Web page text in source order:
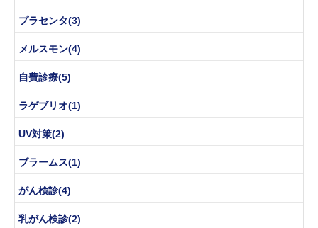
プラセンタ(3)
メルスモン(4)
自費診療(5)
ラゲブリオ(1)
UV対策(2)
ブラームス(1)
がん検診(4)
乳がん検診(2)